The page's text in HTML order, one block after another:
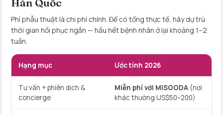
Phí phẫu thuật là chi phí chính. Để có tổng thực tế, hãy dự trù
thời gian hồi phục ngắn — hầu hết bệnh nhân ở lại khoảng 1–2
tuần.
Hạng mục Ước tính 2026
Tư vấn + phiên dịch &
concierge
Miễn phí với MISOODA (nơi
khác thường US$50–200)